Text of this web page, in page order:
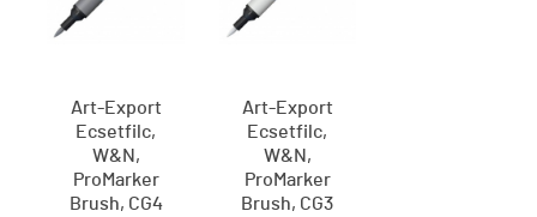
Art-Export
Ecsetfilc,
W&N,
ProMarker
Brush, CG4
Art-Export
Ecsetfilc,
W&N,
ProMarker
Brush, CG3